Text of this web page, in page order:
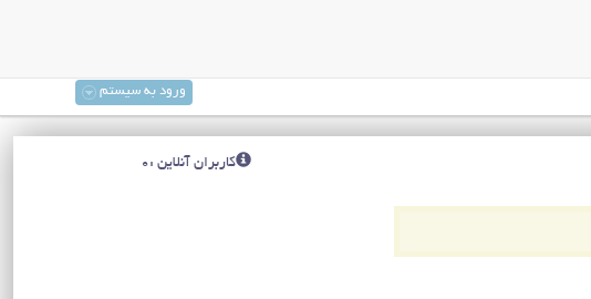
ورود به سیستم
کاربران آنلاین :0